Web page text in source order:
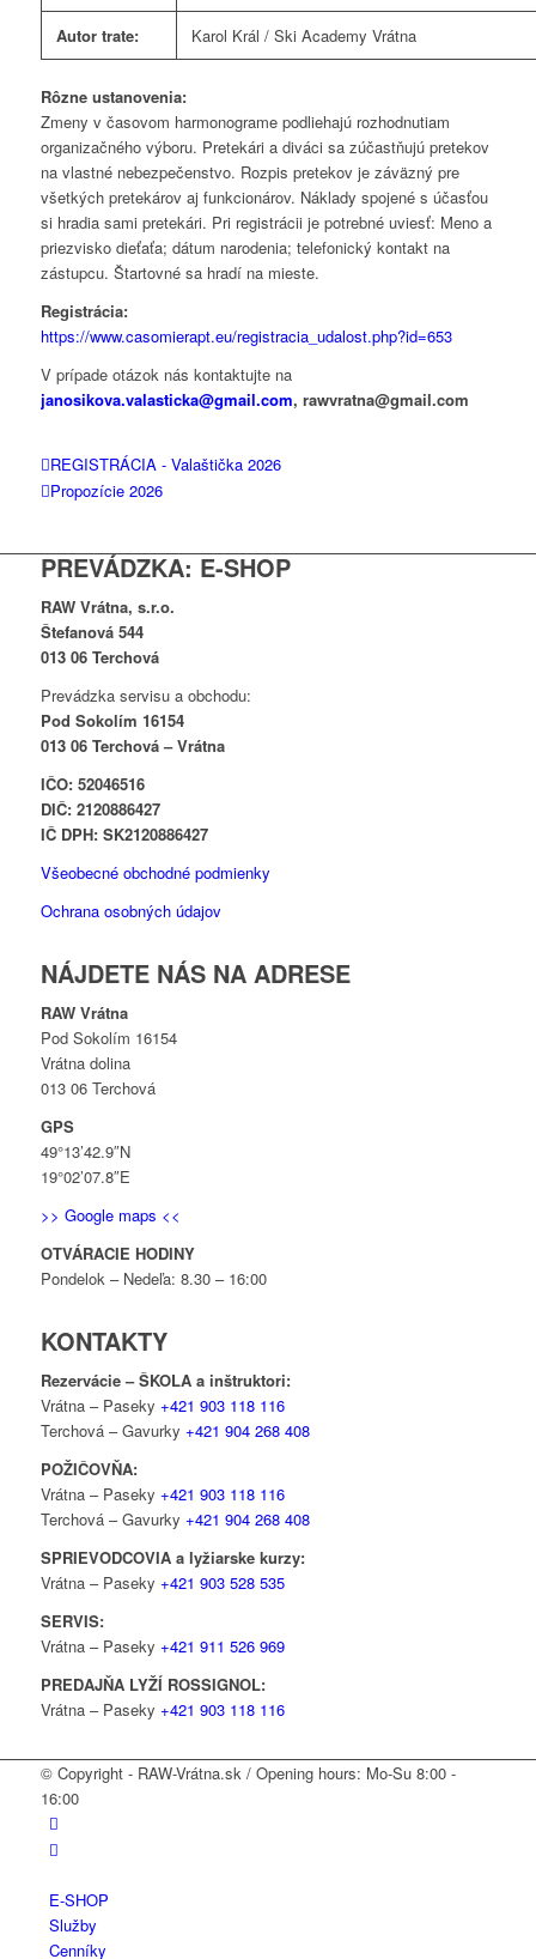
Autor trate: Karol Král / Ski Academy Vrátna
Rôzne ustanovenia:
Zmeny v časovom harmonograme podliehajú rozhodnutiam
organizačného výboru. Pretekári a diváci sa zúčastňujú pretekov
na vlastné nebezpečenstvo. Rozpis pretekov je záväzný pre
všetkých pretekárov aj funkcionárov. Náklady spojené s účasťou
si hradia sami pretekári. Pri registrácii je potrebné uviesť: Meno a
priezvisko dieťaťa; dátum narodenia; telefonický kontakt na
zástupcu. Štartovné sa hradí na mieste.
Registrácia:
https://www.casomierapt.eu/registracia_udalost.php?id=653
V prípade otázok nás kontaktujte na
janosikova.valasticka@gmail.com, rawvratna@gmail.com
REGISTRÁCIA - Valaštička 2026
Propozície 2026
PREVÁDZKA: E-SHOP
RAW Vrátna, s.r.o.
Štefanová 544
013 06 Terchová
Prevádzka servisu a obchodu:
Pod Sokolím 16154
013 06 Terchová – Vrátna
IČO: 52046516
DIČ: 2120886427
IČ DPH: SK2120886427
Všeobecné obchodné podmienky
Ochrana osobných údajov
NÁJDETE NÁS NA ADRESE
RAW Vrátna
Pod Sokolím 16154
Vrátna dolina
013 06 Terchová
GPS
49°13’42.9″N
19°02’07.8″E
>> Google maps <<
OTVÁRACIE HODINY
Pondelok – Nedeľa: 8.30 – 16:00
KONTAKTY
Rezervácie –ŠKOLAainštruktori:
Vrátna – Paseky +421 903 118 116
Terchová – Gavurky +421 904 268 408
POŽIČOVŇA:
Vrátna – Paseky +421 903 118 116
Terchová – Gavurky +421 904 268 408
SPRIEVODCOVIAa lyžiarske kurzy:
Vrátna – Paseky +421 903 528 535
SERVIS:
Vrátna – Paseky +421 911 526 969
PREDAJŇALYŽÍ ROSSIGNOL:
Vrátna – Paseky +421 903 118 116
© Copyright - RAW-Vrátna.sk / Opening hours: Mo-Su 8:00 -
16:00
E-SHOP
Služby
Cenníky